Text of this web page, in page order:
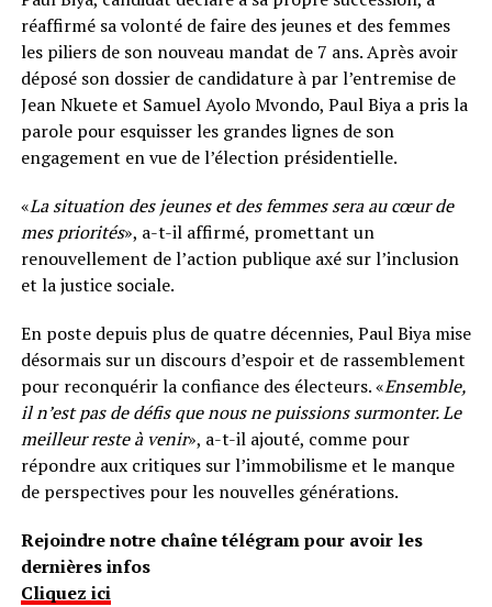
réaffirmé sa volonté de faire des jeunes et des femmes
les piliers de son nouveau mandat de 7 ans. Après avoir
déposé son dossier de candidature à par l’entremise de
Jean Nkuete et Samuel Ayolo Mvondo, Paul Biya a pris la
parole pour esquisser les grandes lignes de son
engagement en vue de l’élection présidentielle.
«La situation des jeunes et des femmes sera au cœur de
mes priorités», a-t-il affirmé, promettant un
renouvellement de l’action publique axé sur l’inclusion
et la justice sociale.
En poste depuis plus de quatre décennies, Paul Biya mise
désormais sur un discours d’espoir et de rassemblement
pour reconquérir la confiance des électeurs. «Ensemble,
il n’est pas de défis que nous ne puissions surmonter. Le
meilleur reste à venir», a-t-il ajouté, comme pour
répondre aux critiques sur l’immobilisme et le manque
de perspectives pour les nouvelles générations.
Rejoindre notre chaîne télégram pour avoir les
dernières infos
Cliquez ici